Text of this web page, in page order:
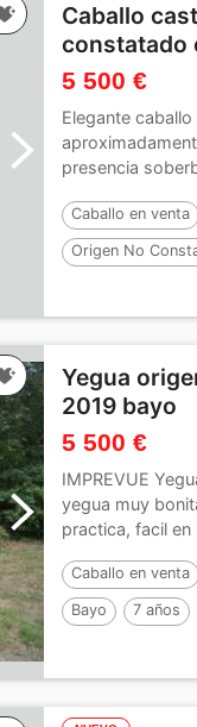
Caballo
constatado
5 500 €
Elegante
presencia
Caballo en venta
Origen No
Yegua
2019 bayo
5 500 €
IMPREVUE
yegua muy
practica, facil en
Caballo en venta
Bayo 7 años